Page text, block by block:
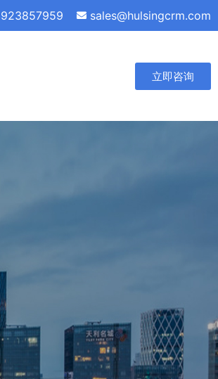
sales@hulsingcrm.com
立即咨询